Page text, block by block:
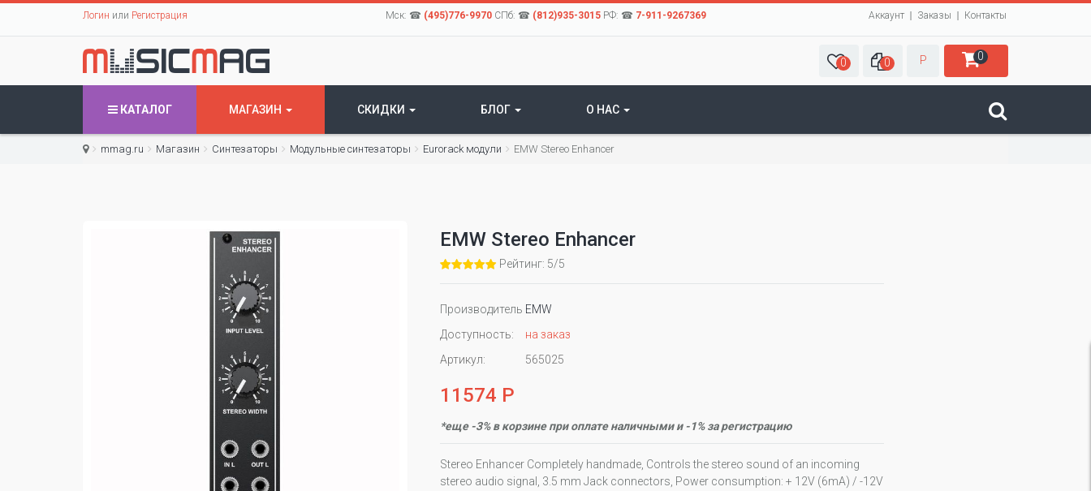
Логин или Регистрация Мск: ☎ (495)776-9970СПб: ☎ (812)935-3015РФ: ☎ 7-911-9267369 Аккаунт Заказы Контакты
0 0 Р 0
КАТАЛОГ МАГАЗИН СКИДКИ БЛОГ О НАС
mmag.ru Магазин Синтезаторы Модульные синтезаторы Eurorack модули EMW Stereo Enhancer
EMW Stereo Enhancer
Рейтинг: 5/5
Производитель EMW
Доступность:
на заказ
Артикул:
565025
11574 Р
*еще -3% в корзине при оплате наличными и -1% за регистрацию
Stereo Enhancer Completely handmade, Controls the stereo sound of an incoming
stereo audio signal, 3.5 mm Jack connectors, Power consumption: + 12V (6mA) / -12V